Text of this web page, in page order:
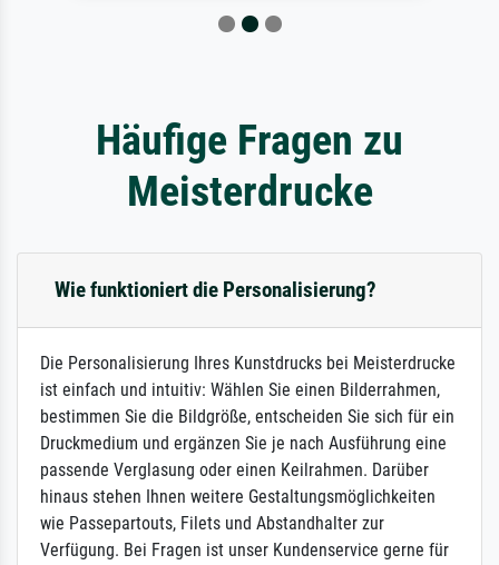
Häufige Fragen zu
Meisterdrucke
Wie funktioniert die Personalisierung?
Die Personalisierung Ihres Kunstdrucks bei Meisterdrucke
ist einfach und intuitiv: Wählen Sie einen Bilderrahmen,
bestimmen Sie die Bildgröße, entscheiden Sie sich für ein
Druckmedium und ergänzen Sie je nach Ausführung eine
passende Verglasung oder einen Keilrahmen. Darüber
hinaus stehen Ihnen weitere Gestaltungsmöglichkeiten
wie Passepartouts, Filets und Abstandhalter zur
Verfügung. Bei Fragen ist unser Kundenservice gerne für